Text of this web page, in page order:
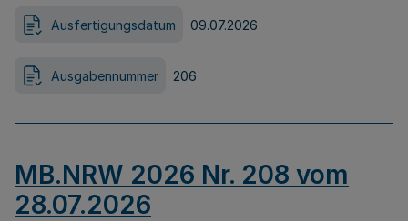
Ausfertigungsdatum 09.07.2026
Ausgabennummer 206
MB.NRW 2026 Nr. 208 vom
28.07.2026